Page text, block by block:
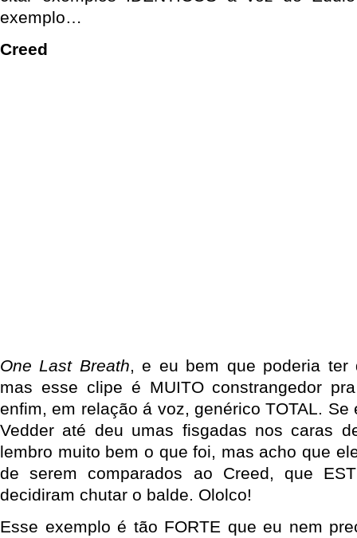
exemplo…
Creed
One Last Breath, e eu bem que poderia
mas esse clipe é MUITO constrangedor
enfim, em relação á voz, genérico TOTAL.
Vedder até deu umas fisgadas nos caras
lembro muito bem o que foi, mas acho que
de serem comparados ao Creed, que
decidiram chutar o balde. Ololco!
Esse exemplo é tão FORTE que eu nem